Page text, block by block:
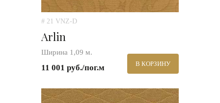
# 21 VNZ-D
Arlin
Ширина 1,09 м.
11 001 руб./пог.м В КОРЗИНУ